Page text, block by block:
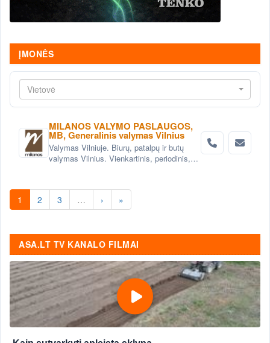
ĮMONĖS
Vietovė
MILANOS VALYMO PASLAUGOS,
MB, Generalinis valymas Vilnius
Valymas Vilniuje. Biurų, patalpų ir butų
valymas Vilnius. Vienkartinis, periodinis,
1 2 3 … › »
ASA.LT TV KANALO FILMAI